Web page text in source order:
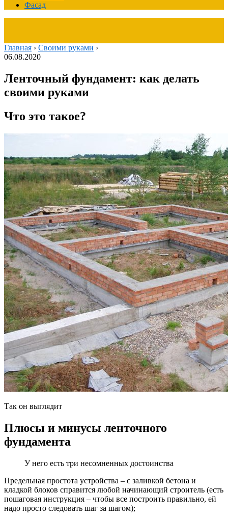
Фасад
Главная › Своими руками ›
06.08.2020
Ленточный фундамент: как делать
своими руками
Что это такое?
Так он выглядит
Плюсы и минусы ленточного
фундамента
У него есть три несомненных достоинства
Предельная простота устройства – с заливкой бетона и
кладкой блоков справится любой начинающий строитель (есть
пошаговая инструкция – чтобы все построить правильно, ей
надо просто следовать шаг за шагом);